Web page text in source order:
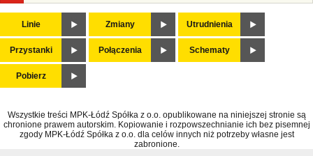
Linie Zmiany Utrudnienia
Przystanki Połączenia Schematy
Pobierz
Wszystkie treści MPK-Łódź Spółka z o.o. opublikowane na niniejszej stronie są
chronione prawem autorskim. Kopiowanie i rozpowszechnianie ich bez pisemnej
zgody MPK-Łódź Spółka z o.o. dla celów innych niż potrzeby własne jest
zabronione.